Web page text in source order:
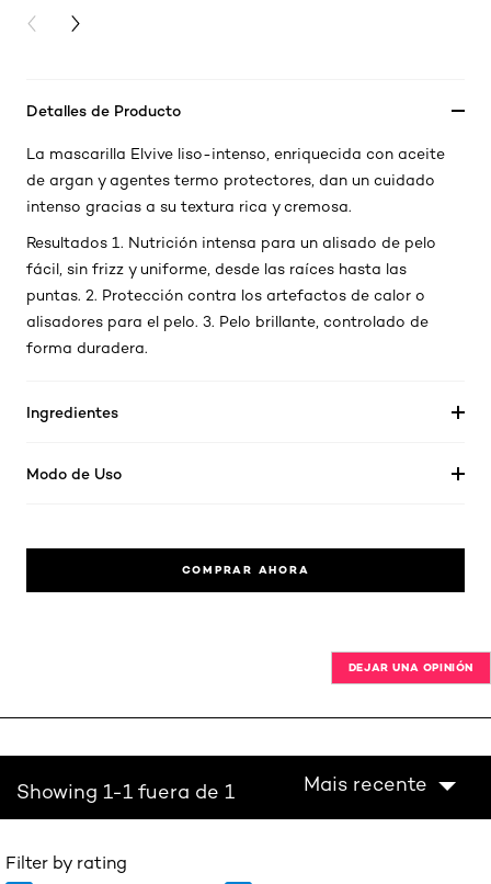
PREVIOUS CARD
NEXT CARD
Detalles de Producto
La mascarilla Elvive liso-intenso, enriquecida con aceite
de argan y agentes termo protectores, dan un cuidado
intenso gracias a su textura rica y cremosa.
Resultados 1. Nutrición intensa para un alisado de pelo
fácil, sin frizz y uniforme, desde las raíces hasta las
puntas. 2. Protección contra los artefactos de calor o
alisadores para el pelo. 3. Pelo brillante, controlado de
forma duradera.
Ingredientes
Modo de Uso
COMPRAR AHORA
DEJAR UNA OPINIÓN
Showing 1-1 fuera de 1 Mais recente
Filter by rating